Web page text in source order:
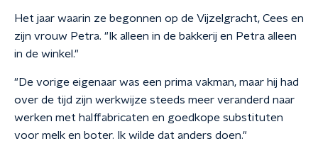
Het jaar waarin ze begonnen op de Vijzelgracht, Cees en
zijn vrouw Petra. "Ik alleen in de bakkerij en Petra alleen
in de winkel."
"De vorige eigenaar was een prima vakman, maar hij had
over de tijd zijn werkwijze steeds meer veranderd naar
werken met halffabricaten en goedkope substituten
voor melk en boter. Ik wilde dat anders doen."